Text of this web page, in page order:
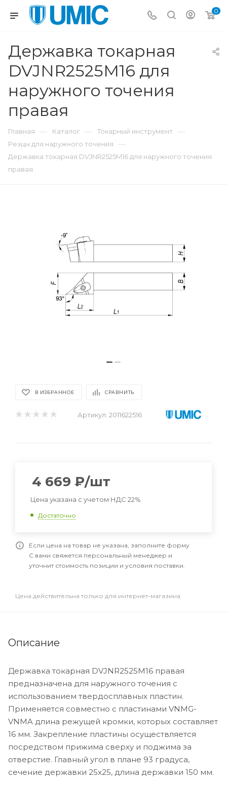
0
Державка токарная
DVJNR2525M16 для
наружного точения
правая
Главная — Каталог — Токарный инструмент —
Резцы для наружного точения —
Державка токарная DVJNR2525M16 для наружного точения
правая
В ИЗБРАННОЕ СРАВНИТЬ
Артикул: 2011622516
4 669 ₽/шт
Цена указана с учетом НДС 22%
Достаточно
Если цена на товар не указана, заполните форму
С вами свяжется персональный менеджер и
уточнит стоимость позиции и условия поставки.
Цена действительна только для интернет-магазина
Описание
Державка токарная DVJNR2525M16 правая
предназначена для наружного точения с
использованием твердосплавных пластин.
Применяется совместно с пластинами VNMG-
VNMA длина режущей кромки, которых составляет
16 мм. Закрепление пластины осуществляется
посредством прижима сверху и поджима за
отверстие. Главный угол в плане 93 градуса,
сечение державки 25x25, длина державки 150 мм.